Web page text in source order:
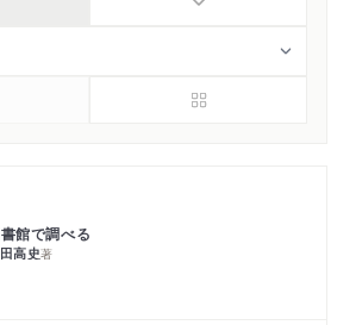
館で調べる
高史著